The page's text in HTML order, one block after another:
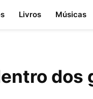
Livros Músicas
dos